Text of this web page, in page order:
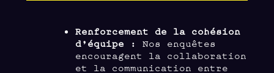
Renforcement de la cohésion
d’équipe : Nos enquêtes
encouragent la collaboration
et la communication entre